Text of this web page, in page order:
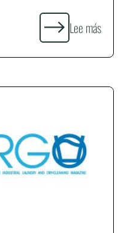
Lee más